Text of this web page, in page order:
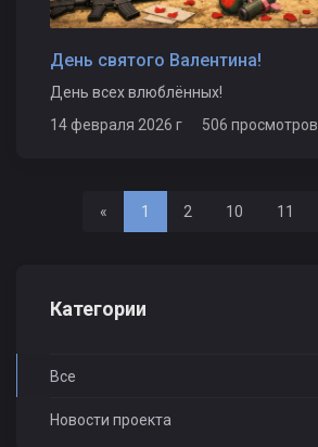
День святого Валентина!
День всех влюблённых!
14 февраля 2026 г 506 просмотров
« Назад
1 2 10 11
Категории
Все
Новости проекта